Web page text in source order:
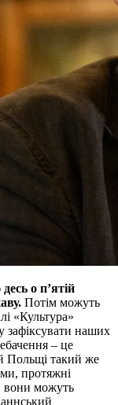
о п’ятій
Потім можуть
«Культура»
зафіксувати наших
– це
Польщі такий же
протяжні
вони можуть